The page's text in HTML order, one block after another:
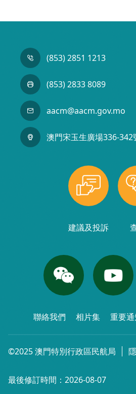
(853) 2851 1213
(853) 2833 8089
aacm@aacm.gov.mo
澳門宋玉生廣場336-
建議及投訴
聯絡我們 相片集 重要
©2025 澳門特別行政區民航局
最後修訂時間：2026-08-07